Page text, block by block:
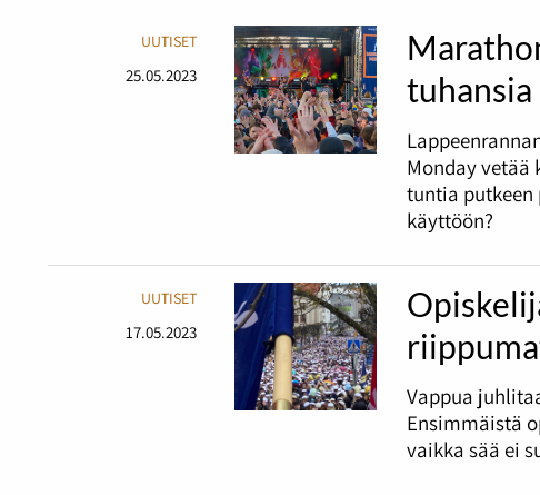
UUTISET
25.05.2023
Monday
tuntia putkeen
käyttöön?
UUTISET
17.05.2023
Vappua
Ensimmäistä
vaikka sää ei